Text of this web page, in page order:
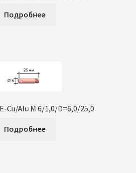
Подробнее
Cu/Alu M 6/1,0/D=6,0/25,0
Подробнее